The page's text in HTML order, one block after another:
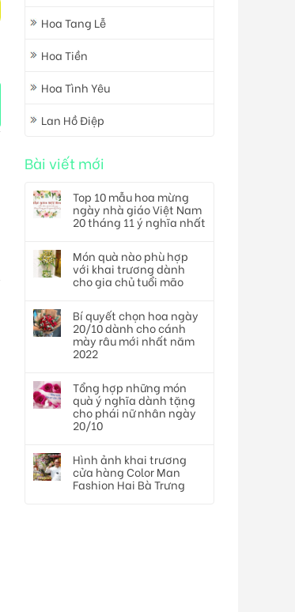
Hoa Tang Lễ
Hoa Tiền
Hoa Tình Yêu
Lan Hồ Điệp
Bài viết mới
Top 10 mẫu hoa mừng
ngày nhà giáo Việt Nam
20 tháng 11 ý nghĩa nhất
Món quà nào phù hợp
với khai trương dành
cho gia chủ tuổi mão
Bí quyết chọn hoa ngày
20/10 dành cho cánh
mày râu mới nhất năm
2022
Tổng hợp những món
quà ý nghĩa dành tặng
cho phái nữ nhân ngày
20/10
Hình ảnh khai trương
cửa hàng Color Man
Fashion Hai Bà Trưng